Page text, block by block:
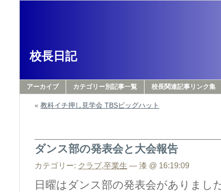
校長日記
アーカイブ カテゴリー別記事一覧 校長関連記事リンク集
« 教科イチ押し見学会 TBSビッグハット
ダンス部の発表会と大会報告
カテゴリー: クラブ,卒業生 — 漆 @ 16:19:09
日曜はダンス部の発表会がありまし